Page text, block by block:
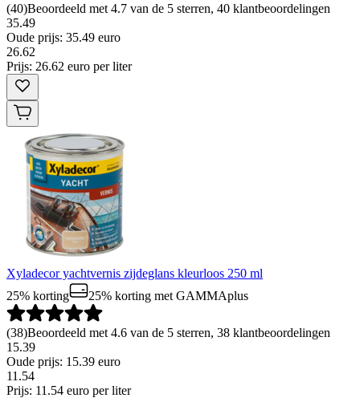
(40)Beoordeeld met 4.7 van de 5 sterren, 40 klantbeoordelingen
35.49
Oude prijs: 35.49 euro
26.62
Prijs: 26.62 euro per liter
Xyladecor yachtvernis zijdeglans kleurloos 250 ml
25% korting
25% korting met GAMMAplus
(38)Beoordeeld met 4.6 van de 5 sterren, 38 klantbeoordelingen
15.39
Oude prijs: 15.39 euro
11 .54
Prijs: 11.54 euro per liter